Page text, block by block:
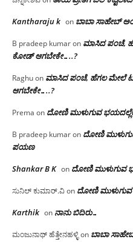
Kantharaju k on ಬಾಬಾ ಸಾಹೇಬ್
B pradeep kumaron ಮಾಸಿದ ಪಂಚೆ,
ಕೋಡ್ ಆಗಬೇಕೇ…..?‌
Raghuon ಮಾಸಿದ ಪಂಚೆ, ಹೆಗಲ ಮೇಲೆ
ಆಗಬೇಕೇ…..?‌
Prema on ದೋಣಿ ಮುಳುಗುವ ಭಯದಲ್ಲೇ
B pradeep kumaron ದೋಣಿ
ಪಯಣ
Shankar B K on ದೋಣಿ ಮುಳುಗುವ
ಸುನಿಲ್ ಕುಮಾರ್.ವಿon ದೋಣಿ ಮುಳುಗುವ
Karthik on ನಾನು ಬಿದಿರು…
ಮಂಜುನಾಥ್ ಹೆತ್ತೇನಹಳ್ಳಿon ಬಾಬಾ